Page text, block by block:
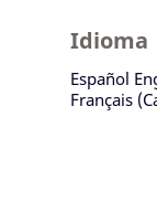
Idioma
Español
Français